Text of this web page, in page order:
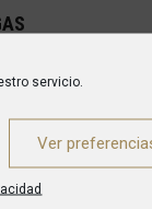
servicio.
Ver
momento en el que
5 y 7 días para
el pedido haya
del mismo
de entregarte tu